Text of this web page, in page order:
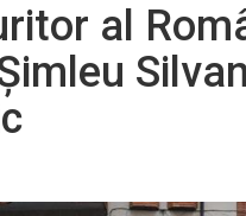
al